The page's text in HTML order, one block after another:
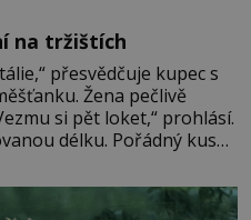
na tržištích
přesvědčuje kupec s
Žena pečlivě
si pět loket,“ prohlásí.
délku. Pořádný kus
zhodnotí švadlena
vás, podívejte.“